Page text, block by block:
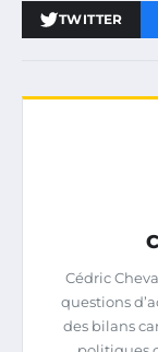
TWITTER
Cédric
questions
des bilans